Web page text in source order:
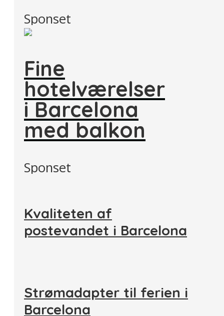
Sponset
Fine
hotelværelser
i Barcelona
med balkon
Sponset
Kvaliteten af
postevandet i Barcelona
Strømadapter til ferien i
Barcelona